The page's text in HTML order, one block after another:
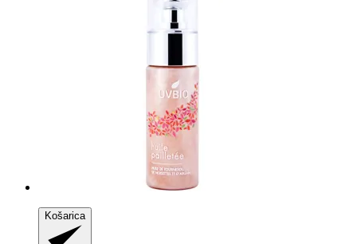
Košarica